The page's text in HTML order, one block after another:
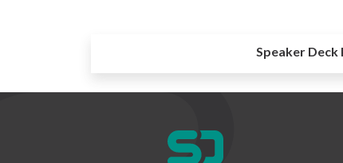
Speaker Deck